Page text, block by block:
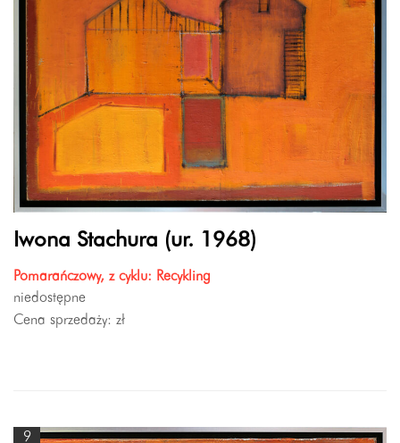
Iwona Stachura (ur. 1968)
Pomarańczowy, z cyklu: Recykling
niedostępne
Cena sprzedaży: zł
9